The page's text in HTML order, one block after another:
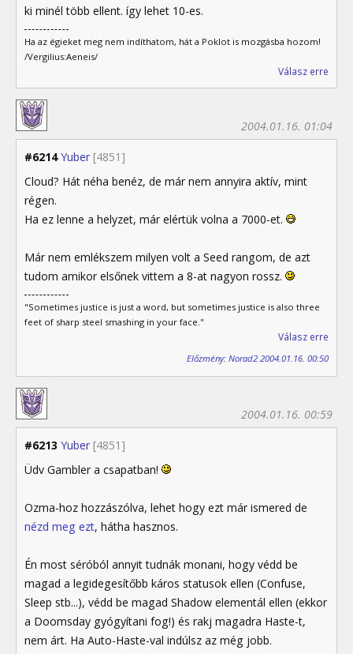
ki minél több ellent. így lehet 10-es.
Ha az égieket meg nem indíthatom, hát a Poklot is mozgásba hozom!
/Vergilius:Aeneis/
Válasz erre
#6214 Yuber [4851]
2004.01.16. 01:04
Cloud? Hát néha benéz, de már nem annyira aktív, mint
régen.
Ha ez lenne a helyzet, már elértük volna a 7000-et.
Már nem emlékszem milyen volt a Seed rangom, de azt
tudom amikor elsőnek vittem a 8-at nagyon rossz.
"Sometimes justice is just a word, but sometimes justice is also three
feet of sharp steel smashing in your face."
Válasz erre
Előzmény: Norad2 2004.01.16. 00:50
#6213 Yuber [4851]
2004.01.16. 00:59
Üdv Gambler a csapatban!
Ozma-hoz hozzászólva, lehet hogy ezt már ismered de
nézd meg ezt, hátha hasznos.
Én most séróból annyit tudnák monani, hogy védd be
magad a legidegesítőbb káros statusok ellen (Confuse,
Sleep stb...), védd be magad Shadow elementál ellen (ekkor
a Doomsday gyógyítani fog!) és rakj magadra Haste-t,
nem árt. Ha Auto-Haste-val indúlsz az még jobb.